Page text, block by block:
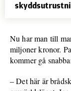
Nu har man till
miljoner kronor.
kommer gå
– Det här är